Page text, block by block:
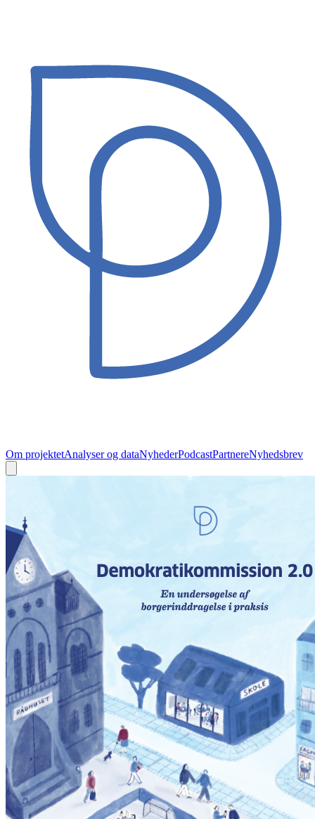
Om projektetAnalyser og dataNyhederPodcastPartnereNyhedsbrev